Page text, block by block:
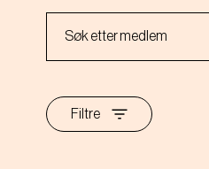
Filtre